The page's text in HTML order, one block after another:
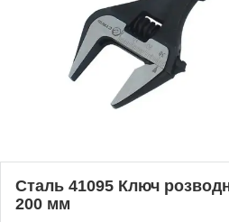
Сталь 41095 Ключ
200 мм